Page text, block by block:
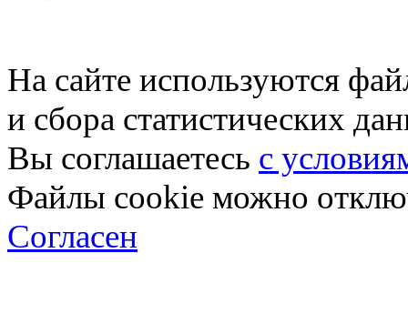
На сайте используются
и сбора статистических
Вы соглашаетесь с
Файлы cookie можно
Согласен